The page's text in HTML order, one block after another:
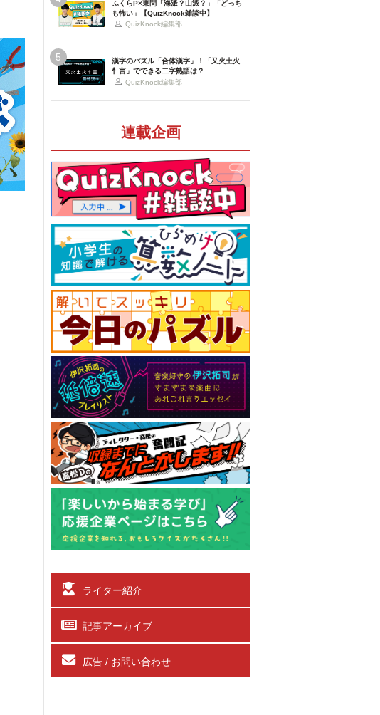
ふくらP×東問「海派？山派？」「どっち
も怖い」【QuizKnock雑談中】
QuizKnock編集部
5
漢字のパズル「合体漢字」！「又火土火
忄言」でできる二字熟語は？
QuizKnock編集部
連載企画
ライター紹介
記事アーカイブ
広告 / お問い合わせ